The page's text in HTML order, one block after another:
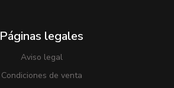
Páginas legales
Aviso legal
Condiciones de venta